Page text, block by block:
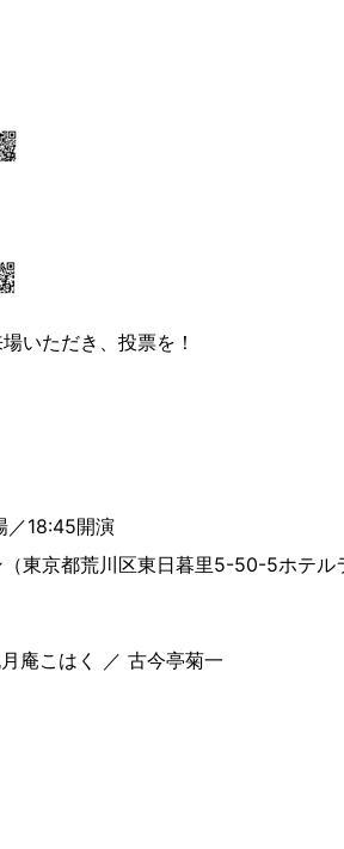
いただき、投票を！
18:45開演
東京都荒川区東日暮里5-50-5ホテル
庵こはく ／ 古今亭菊一